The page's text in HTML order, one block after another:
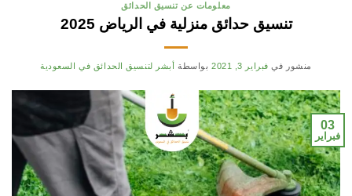
معلومات عن تنسيق الحدائق
تنسيق حدائق منزلية في الرياض 2025
منشور في فبراير 3, 2021 بواسطة أبشر لتنسيق الحدائق في السعودية
03
فبراير